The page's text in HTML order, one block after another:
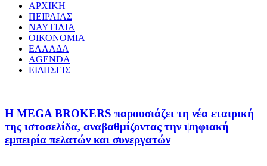
ΑΡΧΙΚΗ
ΠΕΙΡΑΙΑΣ
ΝΑΥΤΙΛΙΑ
ΟΙΚΟΝΟΜΙΑ
ΕΛΛΑΔΑ
AGENDA
ΕΙΔΗΣΕΙΣ
Η MEGA BROKERS παρουσιάζει τη νέα εταιρική
της ιστοσελίδα, αναβαθμίζοντας την ψηφιακή
εμπειρία πελατών και συνεργατών